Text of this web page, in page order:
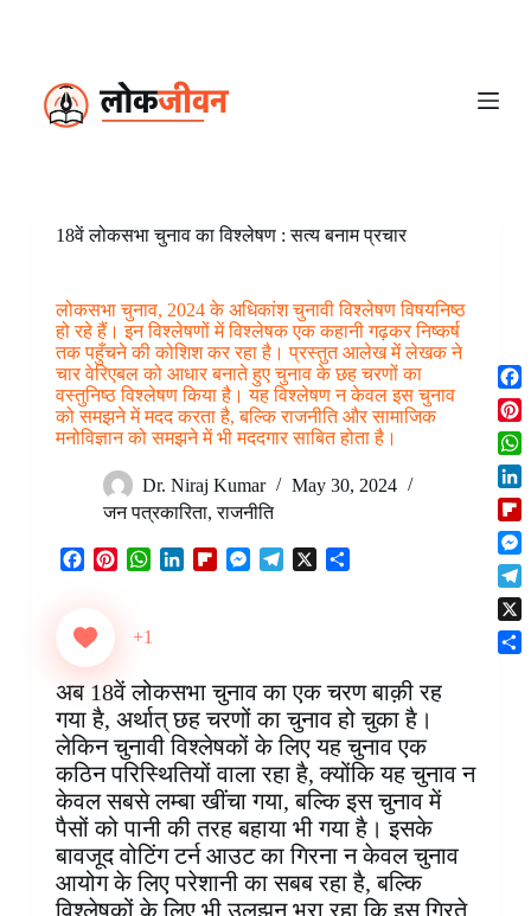
18वें लोकसभा चुनाव का विश्लेषण : सत्य बनाम प्रचार
लोकसभा चुनाव, 2024 के अधिकांश चुनावी विश्लेषण विषयनिष्ठ
हो रहे हैं। इन विश्लेषणों में विश्लेषक एक कहानी गढ़कर निष्कर्ष
तक पहुँचने की कोशिश कर रहा है। प्रस्तुत आलेख में लेखक ने
चार वेरिएबल को आधार बनाते हुए चुनाव के छह चरणों का
वस्तुनिष्ठ विश्लेषण किया है। यह विश्लेषण न केवल इस चुनाव
को समझने में मदद करता है, बल्कि राजनीति और सामाजिक
मनोविज्ञान को समझने में भी मददगार साबित होता है।
Dr. Niraj Kumar
May 30, 2024
जन पत्रकारिता,राजनीति
e
b
o
k
r
e
s
t
W
p
p
I
n
a
r
d
M
g
e
r
a
m
X
+1
अब 18वें लोकसभा चुनाव का एक चरण बाक़ी रह
गया है, अर्थात् छह चरणों का चुनाव हो चुका है।
लेकिन चुनावी विश्लेषकों के लिए यह चुनाव एक
कठिन परिस्थितियों वाला रहा है, क्योंकि यह चुनाव न
केवल सबसे लम्बा खींचा गया, बल्कि इस चुनाव में
पैसों को पानी की तरह बहाया भी गया है। इसके
बावजूद वोटिंग टर्न आउट का गिरना न केवल चुनाव
आयोग के लिए परेशानी का सबब रहा है, बल्कि
विश्लेषकों के लिए भी उलझन भरा रहा कि इस गिरते
F
a
c
e
b
o
o
k
P
i
n
t
e
r
e
s
t
W
h
a
t
s
A
p
p
L
i
n
k
e
d
I
F
l
i
p
b
o
M
e
s
s
e
T
e
l
X